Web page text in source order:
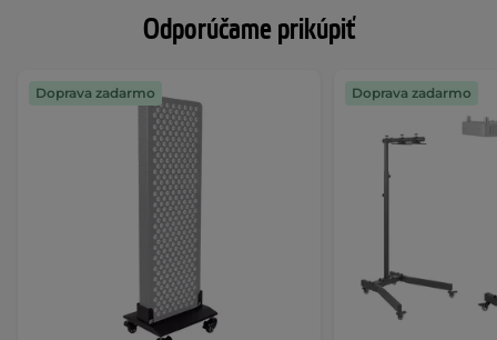
Odporúčame prikúpiť
Doprava zadarmo Doprava zadarmo